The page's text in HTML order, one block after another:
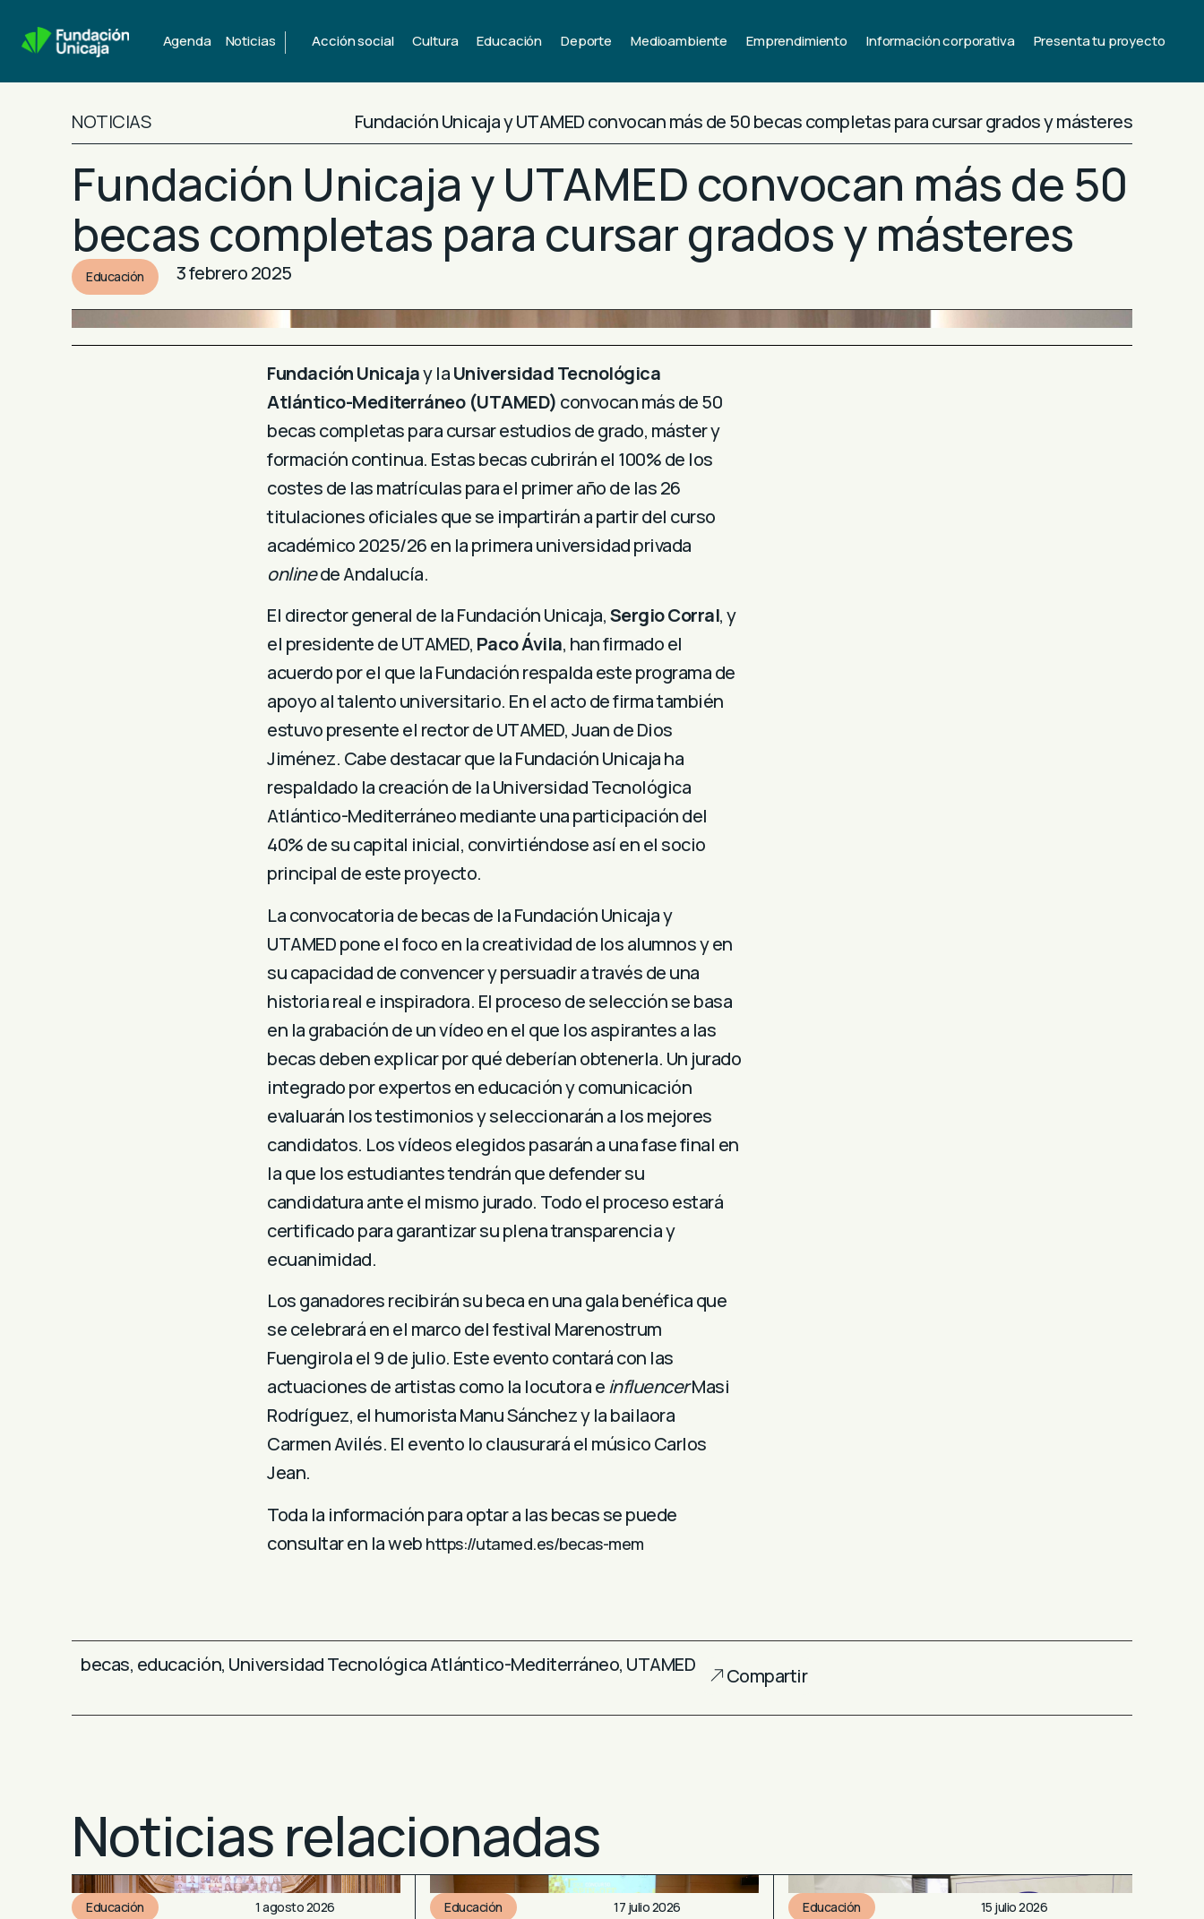
Agenda Noticias | Acción social Cultura Educación Deporte Medioambiente Emprendimiento Información corporativa Presenta tu proyecto
NOTICIAS Fundación Unicaja y UTAMED convocan más de 50 becas completas para cursar grados y másteres
Fundación Unicaja y UTAMED convocan más de 50
becas completas para cursar grados y másteres
Educación 3 febrero 2025
Fundación Unicajay laUniversidad Tecnológica
Atlántico-Mediterráneo (UTAMED) convocan más de 50
becas completas para cursar estudios de grado, máster y
formación continua. Estas becas cubrirán el 100% de los
costes de las matrículas para el primer año de las 26
titulaciones oficiales que se impartirán a partir del curso
académico 2025/26 en la primera universidad privada
onlinede Andalucía.
El director general de la Fundación Unicaja,Sergio Corral, y
el presidente de UTAMED, Paco Ávila, han firmado el
acuerdo por el que la Fundación respalda este programa de
apoyo al talento universitario. En el acto de firma también
estuvo presente el rector de UTAMED, Juan de Dios
Jiménez. Cabe destacar que la Fundación Unicaja ha
respaldado la creación de la Universidad Tecnológica
Atlántico-Mediterráneo mediante una participación del
40% de su capital inicial, convirtiéndose así en el socio
principal de este proyecto.
La convocatoria de becas de la Fundación Unicaja y
UTAMED pone el foco en la creatividad de los alumnos y en
su capacidad de convencer y persuadir a través de una
historia real e inspiradora. El proceso de selección se basa
en la grabación de un vídeo en el que los aspirantes a las
becas deben explicar por qué deberían obtenerla. Un jurado
integrado por expertos en educación y comunicación
evaluarán los testimonios y seleccionarán a los mejores
candidatos. Los vídeos elegidos pasarán a una fase final en
la que los estudiantes tendrán que defender su
candidatura ante el mismo jurado. Todo el proceso estará
certificado para garantizar su plena transparencia y
ecuanimidad.
Los ganadores recibirán su beca en una gala benéfica que
se celebrará en el marco del festival Marenostrum
Fuengirola el 9 de julio. Este evento contará con las
actuaciones de artistas como la locutora einfluencerMasi
Rodríguez, el humorista Manu Sánchez y la bailaora
Carmen Avilés. El evento lo clausurará el músico Carlos
Jean.
Toda la información para optar a las becas se puede
consultar en la web https://utamed.es/becas-mem
becas, educación, Universidad Tecnológica Atlántico-Mediterráneo, UTAMED Compartir
Noticias relacionadas
Educación 1 agosto 2026 Educación 17 julio 2026 Educación 15 julio 2026